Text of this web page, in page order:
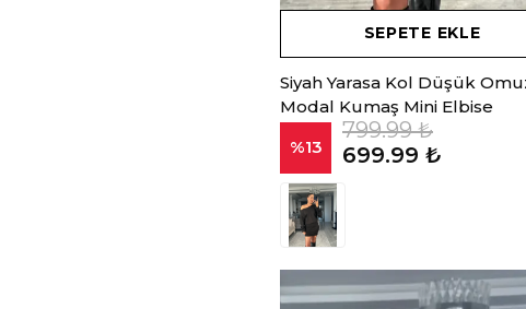
SEPETE EKLE
Siyah Yarasa Kol Düşük
Modal Kumaş Mini Elbise
%13
799.99 ₺
699.99 ₺